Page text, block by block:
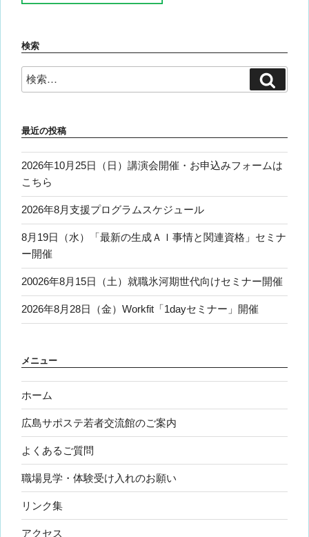
検索
検
索:
索
最近の投稿
2026年10月25日（日）講演会開催・お申込みフォームは
こちら
2026年8月支援プログラムスケジュール
8月19日（水）「最新の生成ＡＩ事情と関連資格」セミナ
ー開催
20026年8月15日（土）就職氷河期世代向けセミナー開催
2026年8月28日（金）Workfit「1dayセミナー」開催
メニュー
ホーム
広島サポステ若者交流館のご案内
よくあるご質問
職場見学・体験受け入れのお願い
リンク集
アクセス